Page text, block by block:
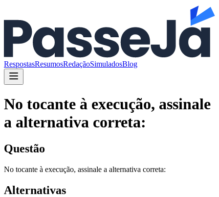
RespostasResumosRedaçãoSimuladosBlog
No tocante à execução, assinale
a alternativa correta:
Questão
No tocante à execução, assinale a alternativa correta:
Alternativas